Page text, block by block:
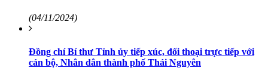
(04/11/2024)
Đồng chí Bí thư Tỉnh ủy tiếp xúc, đối thoại trực tiếp với
cán bộ, Nhân dân thành phố Thái Nguyên